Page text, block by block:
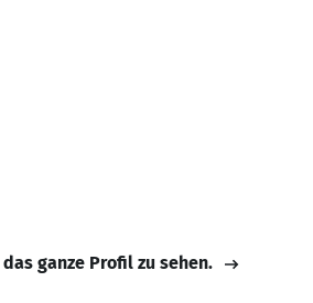
ganze Profil zu sehen.